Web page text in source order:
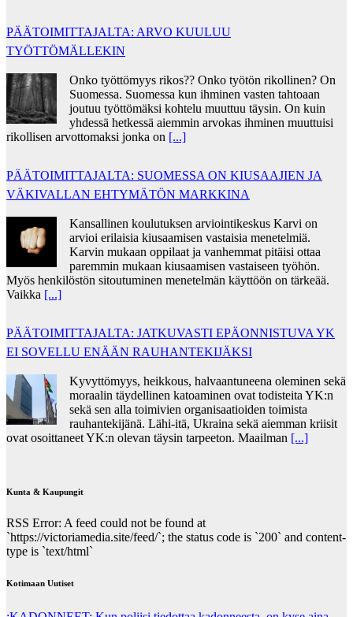
PÄÄTOIMITTAJALTA: ARVO KUULUU
TYÖTTÖMÄLLEKIN
Onko työttömyys rikos?? Onko työtön rikollinen? On
Suomessa. Suomessa kun ihminen vasten tahtoaan
joutuu työttömäksi kohtelu muuttuu täysin. On kuin
yhdessä hetkessä aiemmin arvokas ihminen muuttuisi
rikollisen arvottomaksi jonka on [...]
PÄÄTOIMITTAJALTA: SUOMESSA ON KIUSAAJIEN JA
VÄKIVALLAN EHTYMÄTÖN MARKKINA
Kansallinen koulutuksen arviointikeskus Karvi on
arvioi erilaisia kiusaamisen vastaisia menetelmiä.
Karvin mukaan oppilaat ja vanhemmat pitäisi ottaa
paremmin mukaan kiusaamisen vastaiseen työhön.
Myös henkilöstön sitoutuminen menetelmän käyttöön on tärkeää.
Vaikka [...]
PÄÄTOIMITTAJALTA: JATKUVASTI EPÄONNISTUVA YK
EI SOVELLU ENÄÄN RAUHANTEKIJÄKSI
Kyvyttömyys, heikkous, halvaantuneena oleminen sekä
moraalin täydellinen katoaminen ovat todisteita YK:n
sekä sen alla toimivien organisaatioiden toimista
rauhantekijänä. Lähi-itä, Ukraina sekä aiemman kriisit
ovat osoittaneet YK:n olevan täysin tarpeeton. Maailman [...]
Kunta & Kaupungit
RSS Error: A feed could not be found at
`https://victoriamedia.site/feed/`; the status code is `200` and content-
type is `text/html`
Kotimaan Uutiset